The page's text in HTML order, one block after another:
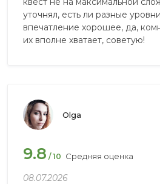
уточнял, есть ли разные
впечатление хорошее, да,
их вполне хватает, советую!
Olga
9.8 / 10 Средняя оценка
08.07.2026